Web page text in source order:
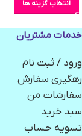
انتخاب گزینه ها
خدمات مشتریان
ورود / ثبت نام
رهگیری سفارش
سفارشات من
سبد خرید
تسویه حساب